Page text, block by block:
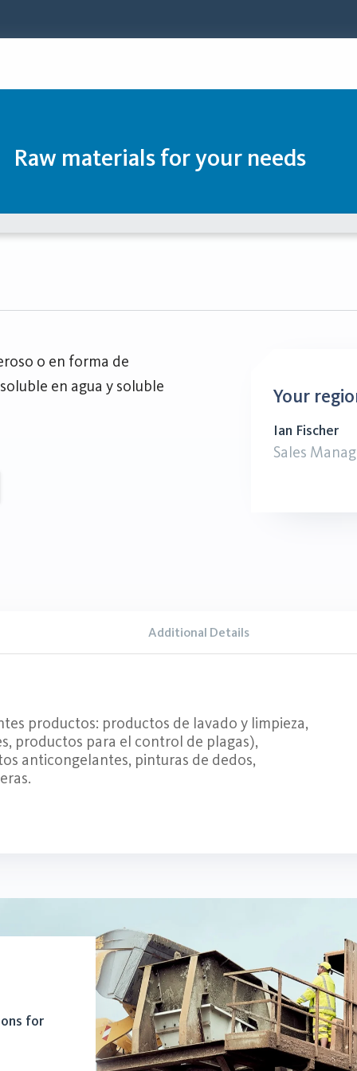
Raw materials for your needs
o en forma de
en agua y soluble
Your
Ian Fischer
Sales
Additional Details
productos: productos de lavado y limpieza,
productos para el control de plagas),
anticongelantes, pinturas de dedos,
for